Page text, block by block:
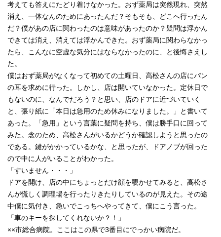
考えても答えにたどり着けなかった。おず薬局は突然現れ、突然
消え、一体なんのためにあったんだ？そもそも、どこへ行ったん
だ？僕があの店に関わったのは意味があったのか？疑問は浮かん
できては消え、消えては浮かんできた。おず薬局に関わらなかっ
たら、こんなに空虚な気分にはならなかったのに、と後悔さえし
た。
僕はおず薬局がなくなって初めての土曜日、高松さんの店にパン
の耳を求めに行った。しかし、店は開いていなかった。定休日で
もないのに、なんでだろう？と思い、店のドアに近づいていく
と、張り紙に「本日は急用のため休みになりました。」と書いて
あった。「急用」という言葉に疑問を持ち、僕は勝手口に回って
みた。念のため、高松さんがいるかどうか確認しようと思ったの
である。鍵がかかっているかな、と思ったが、ドアノブが回った
ので中に人がいることがわかった。
「すいません・・・」
ドアを開け、店の中にちょっとだけ顔を覗かせてみると、高松さ
んが慌しく調理場を行ったりきたりしているのが見えた。その途
中僕に気付き、急いでこっちへやってきて、僕にこう言った。
「車のキーを探してくれないか？！」
××市総合病院。ここはこの県で3番目にでっかい病院だ。